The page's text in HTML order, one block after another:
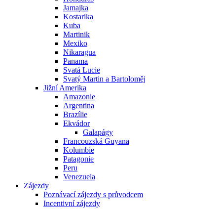
Jamajka
Kostarika
Kuba
Martinik
Mexiko
Nikaragua
Panama
Svatá Lucie
Svatý Martin a Bartoloměj
Jižní Amerika
Amazonie
Argentina
Brazílie
Ekvádor
Galapágy
Francouzská Guyana
Kolumbie
Patagonie
Peru
Venezuela
Zájezdy
Poznávací zájezdy s průvodcem
Incentivní zájezdy